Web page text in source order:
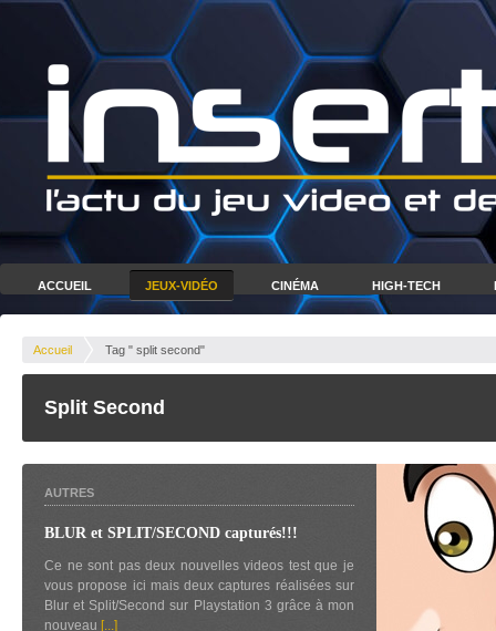
ACCUEIL JEUX-VIDÉO CINÉMA HIGH-TECH
Accueil Tag " split second"
Split Second
AUTRES
BLUR et SPLIT/SECOND capturés!!!
Ce ne sont pas deux nouvelles videos test que je
vous propose ici mais deux captures réalisées sur
Blur et Split/Second sur Playstation 3 grâce à mon
nouveau [...]